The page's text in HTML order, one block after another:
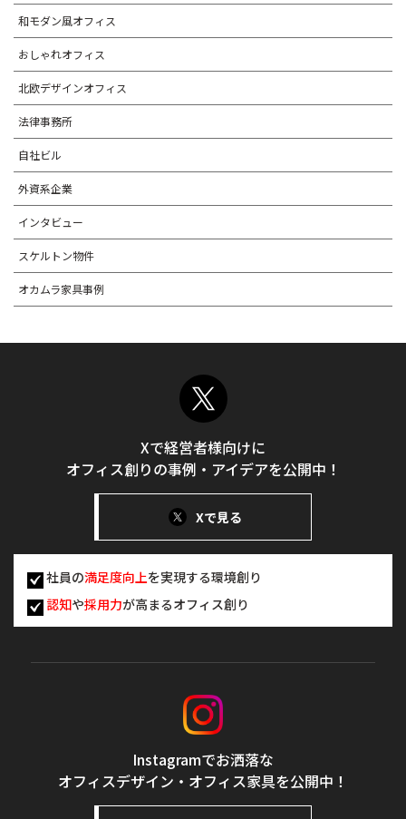
和モダン風オフィス
おしゃれオフィス
北欧デザインオフィス
法律事務所
自社ビル
外資系企業
インタビュー
スケルトン物件
オカムラ家具事例
Xで経営者様向けに
オフィス創りの事例・アイデアを公開中！
Xで見る
社員の満足度向上を実現する環境創り
認知や採用力が高まるオフィス創り
Instagramでお洒落な
オフィスデザイン・オフィス家具を公開中！